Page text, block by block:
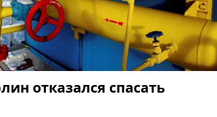
отказался спасать